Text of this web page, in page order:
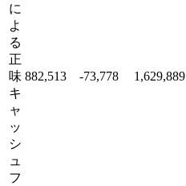
に
よ
る
正
味
キ
ャ
ッ
シ
ュ
フ
882,513 -73,778 1,629,889